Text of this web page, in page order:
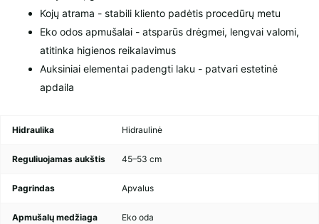
Kojų atrama - stabili kliento padėtis procedūrų metu
Eko odos apmušalai - atsparūs drėgmei, lengvai valomi,
atitinka higienos reikalavimus
Auksiniai elementai padengti laku - patvari estetinė
apdaila
Hidraulika Hidraulinė
Reguliuojamas aukštis 45–53 cm
Pagrindas Apvalus
Apmušalų medžiaga Eko oda